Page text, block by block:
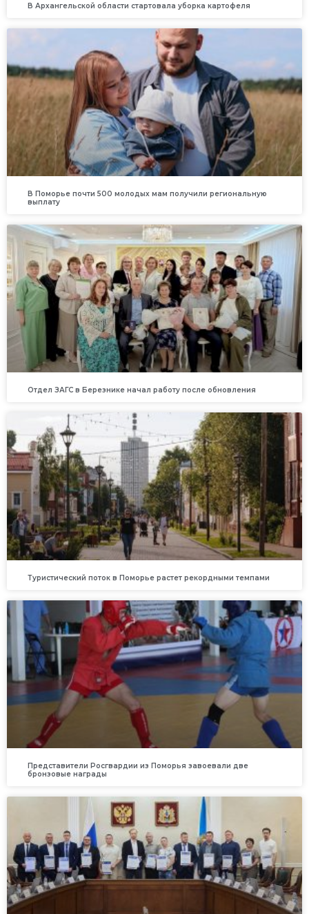
В Архангельской области стартовала уборка картофеля
В Поморье почти 500 молодых мам получили региональную
выплату
Отдел ЗАГС в Березнике начал работу после обновления
Туристический поток в Поморье растет рекордными темпами
Представители Росгвардии из Поморья завоевали две
бронзовые награды